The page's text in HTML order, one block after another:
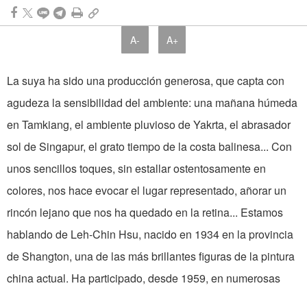
A- A+
La suya ha sido una producción generosa, que capta con
agudeza la sensibilidad del ambiente: una mañana húmeda
en Tamkiang, el ambiente pluvioso de Yakrta, el abrasador
sol de Singapur, el grato tiempo de la costa balinesa... Con
unos sencillos toques, sin estallar ostentosamente en
colores, nos hace evocar el lugar representado, añorar un
rincón lejano que nos ha quedado en la retina... Estamos
hablando de Leh-Chin Hsu, nacido en 1934 en la provincia
de Shangton, una de las más brillantes figuras de la pintura
china actual. Ha participado, desde 1959, en numerosas